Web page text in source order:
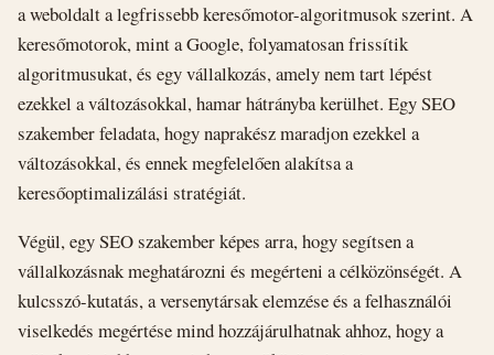
a weboldalt a legfrissebb keresőmotor-algoritmusok szerint. A
keresőmotorok, mint a Google, folyamatosan frissítik
algoritmusukat, és egy vállalkozás, amely nem tart lépést
ezekkel a változásokkal, hamar hátrányba kerülhet. Egy SEO
szakember feladata, hogy naprakész maradjon ezekkel a
változásokkal, és ennek megfelelően alakítsa a
keresőoptimalizálási stratégiát.
Végül, egy SEO szakember képes arra, hogy segítsen a
vállalkozásnak meghatározni és megérteni a célközönségét. A
kulcsszó-kutatás, a versenytársak elemzése és a felhasználói
viselkedés megértése mind hozzájárulhatnak ahhoz, hogy a